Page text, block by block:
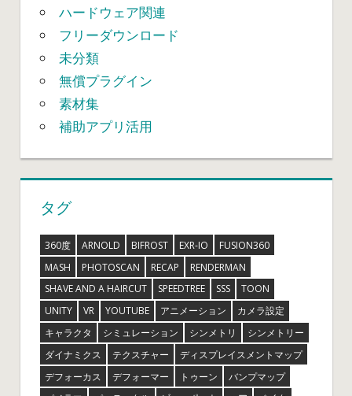
ハードウェア関連
フリーダウンロード
未分類
無償プラグイン
素材集
補助アプリ活用
タグ
360度 ARNOLD BIFROST EXR-IO
FUSION360
MASH
PHOTOSCAN RECAP
RENDERMAN
SHAVE AND A HAIRCUT
SPEEDTREE SSS
TOON
UNITY
VR YOUTUBE アニメーション
カメラ設定
キャラクタ
シミュレーション シンメトリ
シンメトリー
ダイナミクス
テクスチャー
ディスプレイスメントマップ
デフォーカス
デフォーマー トゥーン
バンプマップ